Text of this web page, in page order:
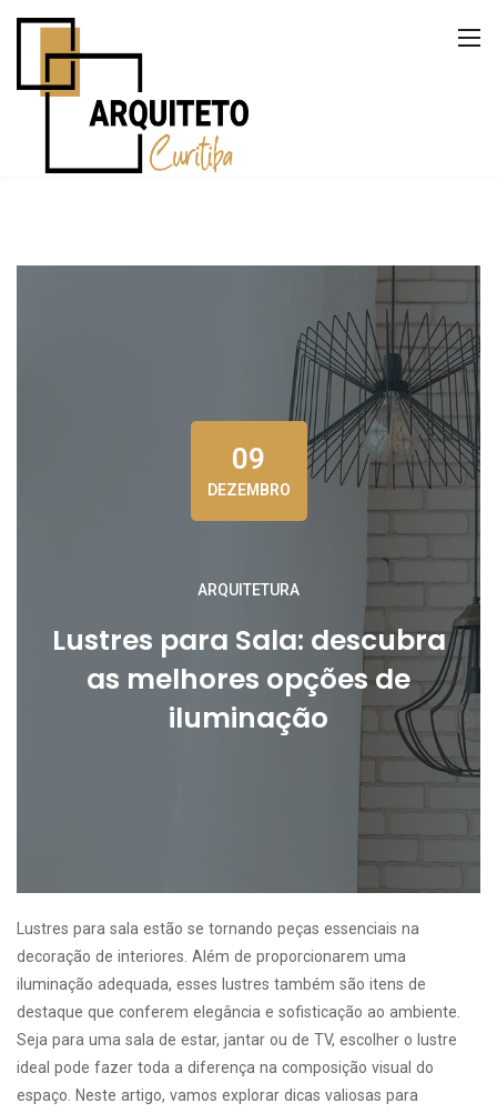
09
DEZEMBRO
ARQUITETURA
Lustres para Sala: descubra
as melhores opções de
iluminação
Lustres para sala estão se tornando peças essenciais na
decoração de interiores. Além de proporcionarem uma
iluminação adequada, esses lustres também são itens de
destaque que conferem elegância e sofisticação ao ambiente.
Seja para uma sala de estar, jantar ou de TV, escolher o lustre
ideal pode fazer toda a diferença na composição visual do
espaço. Neste artigo, vamos explorar dicas valiosas para